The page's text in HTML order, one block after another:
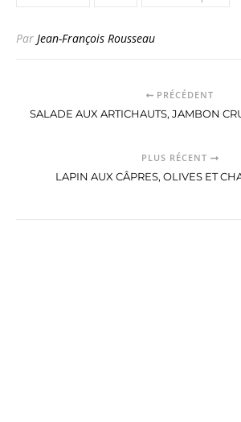
Par Jean-François Rousseau
PRÉCÉDENT
SALADE AUX ARTICHAUTS, JAMBON
PLUS RÉCENT
LAPIN AUX CÂPRES, OLIVES ET